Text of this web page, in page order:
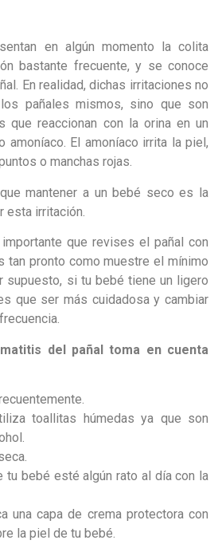
en algún momento la colita
bastante frecuente, y se conoce
En realidad, dichas irritaciones no
pañales mismos, sino que son
que reaccionan con la orina en un
amoníaco. El amoníaco irrita la piel,
o manchas rojas.
mantener a un bebé seco es la
esta irritación.
que revises el pañal con
tan pronto como muestre el mínimo
supuesto, si tu bebé tiene un ligero
que ser más cuidadosa y cambiar
del pañal toma en cuenta
toallitas húmedas ya que son
tu bebé esté algún rato al día con la
una capa de crema protectora con
la piel de tu bebé.